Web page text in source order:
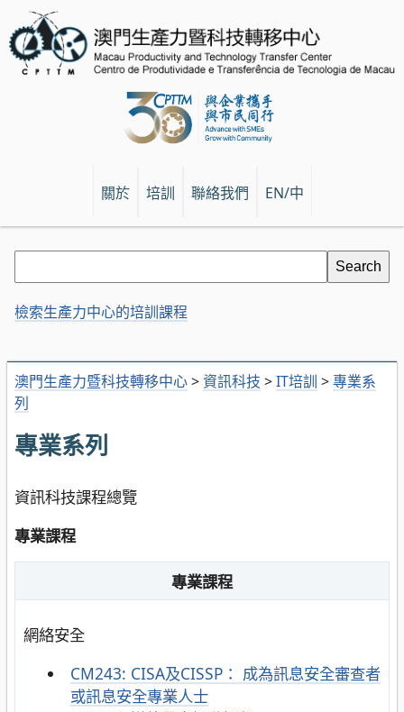
關於 培訓 聯絡我們 EN/中
澳門生產力暨科技轉移中心> 資訊科技 >IT培訓 >專業系
列
專業系列
資訊科技課程總覽
專業課程
專業課程
網絡安全
CM243: CISA及CISSP： 成為訊息安全審查者
或訊息安全專業人士
檢索生產力中心的培訓課程